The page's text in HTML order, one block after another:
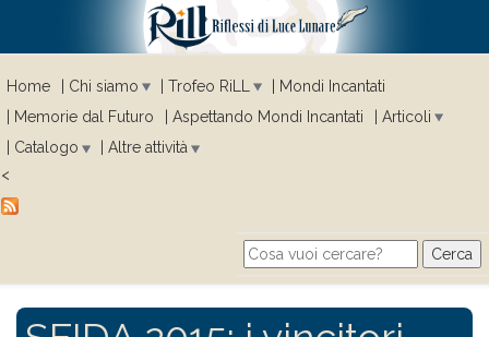
Home Chi siamo Trofeo RiLL
Mondi Incantati
Memorie dal Futuro
Aspettando Mondi Incantati
Articoli
Catalogo
Altre attività
<
Search form
Cerca